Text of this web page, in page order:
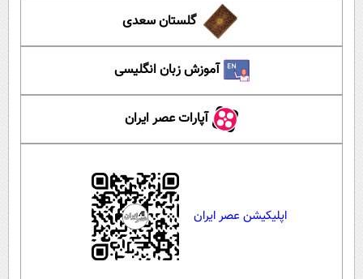
گلستان سعدی
آموزش زبان انگلیسی
آپارات عصر ایران
اپلیکیشن عصر ایران